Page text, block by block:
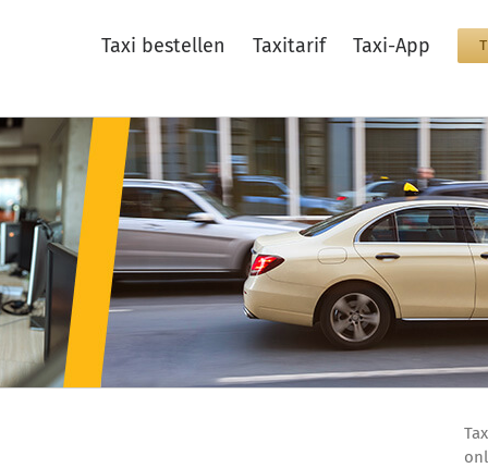
Taxi bestellen Taxitarif Taxi-App